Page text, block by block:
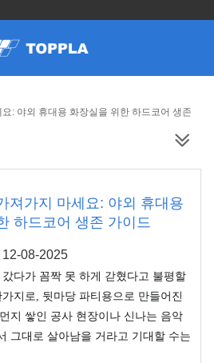
: 야외 휴대용 화장실을 위한 하드코어 생존
져가지 마세요: 야외 휴대용
하드코어 생존 가이드
12-08-2025
다가 꼼짝 못 하게 갇혔다고 불평할
지로, 뒷마당 파티용으로 만들어진
지 쌓인 공사 현장이나 신나는 음악
그대로 살아남을 거라고 기대할 수는